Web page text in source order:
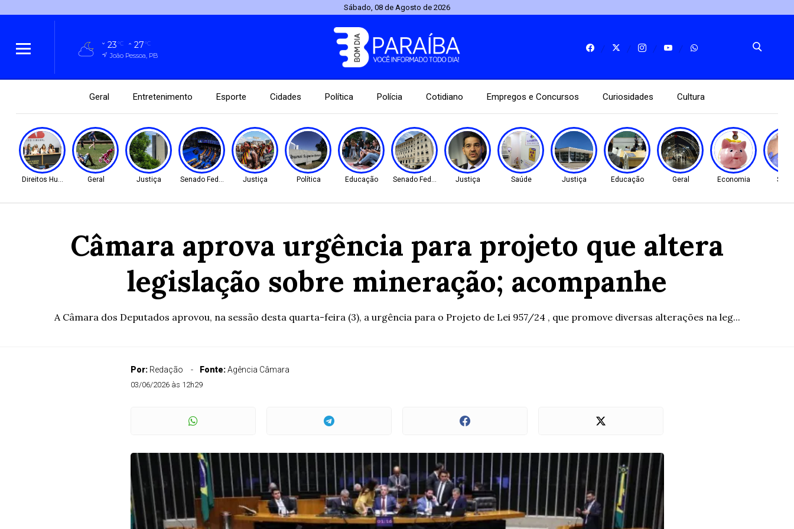
Sábado, 08 de Agosto de 2026
23°C 27°C
João Pessoa, PB
Geral Entretenimento Esporte Cidades Política Polícia Cotidiano Empregos e Concursos Curiosidades Cultura
Direitos Humanos Geral Justiça Senado Federal Justiça Política Educação Senado Federal Justiça Saúde Justiça Educação Geral Economia
Câmara aprova urgência para projeto que altera
legislação sobre mineração; acompanhe
A Câmara dos Deputados aprovou, na sessão desta quarta-feira (3), a urgência para o Projeto de Lei 957/24 , que promove diversas alterações na leg...
Por: Redação Fonte:Agência Câmara
03/06/2026 às 12h29